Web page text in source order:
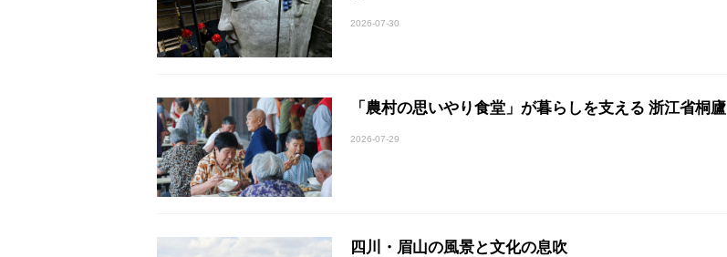
2026-07-30
「農村の思いやり食堂」が暮らしを支える 浙江省桐廬
2026-07-29
四川・眉山の風景と文化の息吹